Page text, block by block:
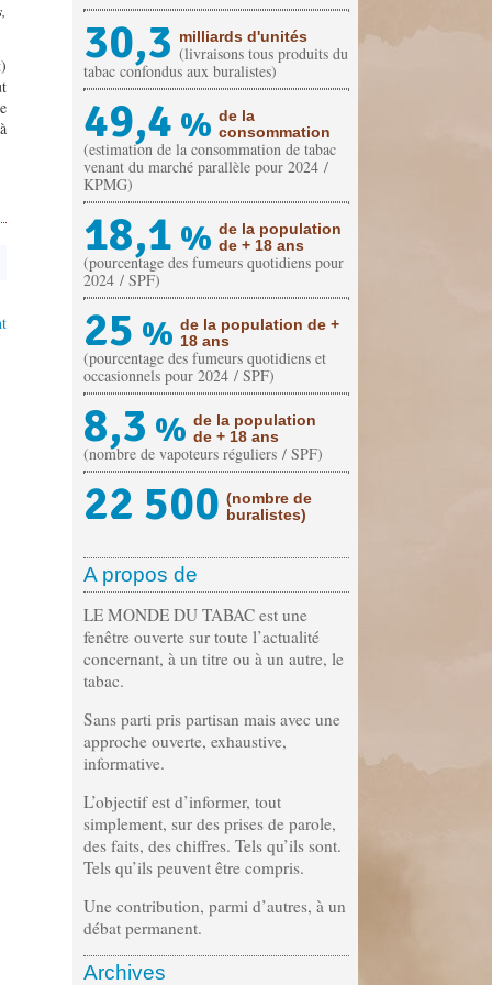
30,3 milliards d'unités
(livraisons tous produits du
tabac confondus aux buralistes)
49,4 % de la
consommation
(estimation de la consommation de tabac
venant du marché parallèle pour 2024 /
KPMG)
18,1 % de la population
de + 18 ans
(pourcentage des fumeurs quotidiens pour
2024 / SPF)
25 % de la population de +
18 ans
(pourcentage des fumeurs quotidiens et
occasionnels pour 2024 / SPF)
8,3 % de la population
de + 18 ans
(nombre de vapoteurs réguliers / SPF)
22 500 (nombre de
buralistes)
A propos de
LE MONDE DU TABAC est une
fenêtre ouverte sur toute l’actualité
concernant, à un titre ou à un autre, le
tabac.
Sans parti pris partisan mais avec une
approche ouverte, exhaustive,
informative.
L’objectif est d’informer, tout
simplement, sur des prises de parole,
des faits, des chiffres. Tels qu’ils sont.
Tels qu’ils peuvent être compris.
Une contribution, parmi d’autres, à un
débat permanent.
Archives